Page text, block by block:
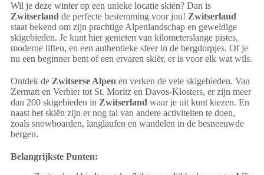
Wil je deze winter op een unieke locatie skiën? Dan is
Zwitserland de perfecte bestemming voor jou! Zwitserland
staat bekend om zijn prachtige Alpenlandschap en geweldige
skigebieden. Je kunt hier genieten van kilometerslange pistes,
moderne liften, en een authentieke sfeer in de bergdorpjes. Of je
nu een beginner bent of een ervaren skiër, er is voor elk wat wils.
Ontdek de Zwitserse Alpen en verken de vele skigebieden. Van
Zermatt en Verbier tot St. Moritz en Davos-Klosters, er zijn meer
dan 200 skigebieden in Zwitserland waar je uit kunt kiezen. En
naast het skiën zijn er nog tal van andere activiteiten te doen,
zoals snowboarden, langlaufen en wandelen in de besneeuwde
bergen.
Belangrijkste Punten: